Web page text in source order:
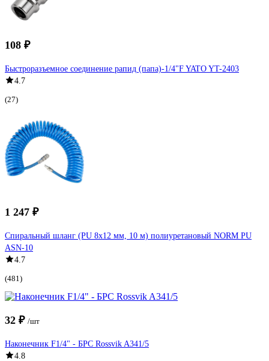
108 ₽
Быстроразъемное соединение рапид (папа)-1/4"F YATO YT-2403
4.7
(27)
1 247 ₽
Спиральный шланг (PU 8x12 мм, 10 м) полиуретановый NORM PU
ASN-10
4.7
(481)
32 ₽ /шт
Наконечник F1/4" - БРС Rossvik A341/5
4.8